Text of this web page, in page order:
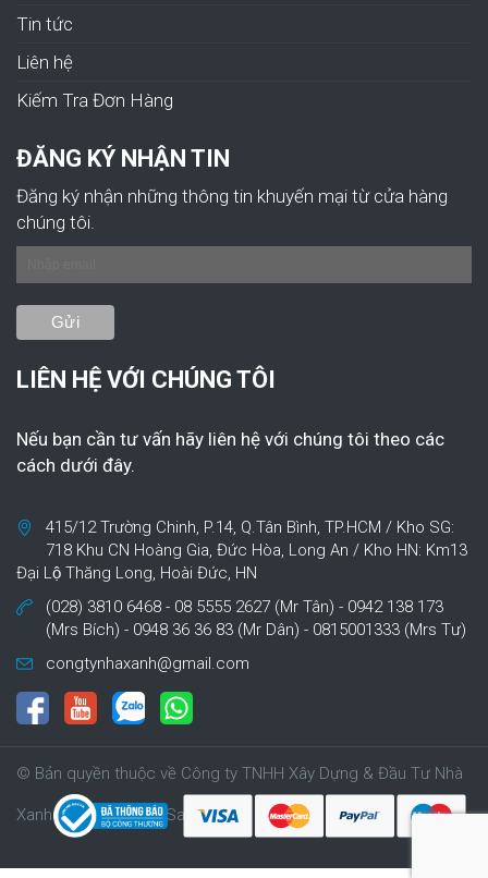
Tin tức
Liên hệ
Kiếm Tra Đơn Hàng
ĐĂNG KÝ NHẬN TIN
Đăng ký nhận những thông tin khuyến mại từ cửa hàng
chúng tôi.
LIÊN HỆ VỚI CHÚNG TÔI
Nếu bạn cần tư vấn hãy liên hệ với chúng tôi theo các
cách dưới đây.
415/12 Trường Chinh, P.14, Q.Tân Bình, TP.HCM / Kho SG:
718 Khu CN Hoàng Gia, Đức Hòa, Long An / Kho HN: Km13
Đại Lộ Thăng Long, Hoài Đức, HN
(028) 3810 6468 - 08 5555 2627 (Mr Tân) - 0942 138 173
(Mrs Bích) - 0948 36 36 83 (Mr Dân) - 0815001333 (Mrs Tư)
congtynhaxanh@gmail.com
© Bản quyền thuộc về Công ty TNHH Xây Dựng & Đầu Tư Nhà
Xanh | Cung cấp bởi Sapo